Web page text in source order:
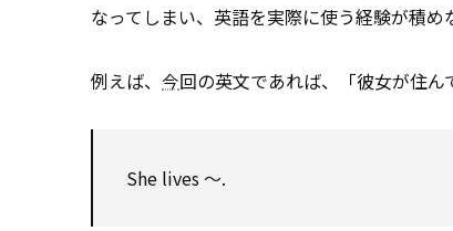
なってしまい、英語を実際に使う経験が積め
例えば、 今回の英文であれば、「彼女が住ん
She lives ～.